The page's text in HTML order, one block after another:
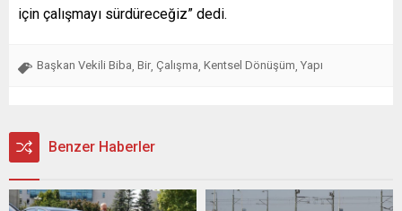
için çalışmayı sürdüreceğiz” dedi.
Başkan Vekili Biba, Bir, Çalışma, Kentsel Dönüşüm, Yapı
Benzer Haberler